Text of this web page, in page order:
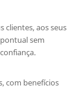
clientes, aos seus
sem
com benefícios